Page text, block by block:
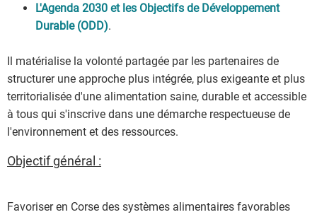
L'Agenda 2030 et les Objectifs de Développement
Durable (ODD).
Il matérialise la volonté partagée par les partenaires de
structurer une approche plus intégrée, plus exigeante et plus
territorialisée d'une alimentation saine, durable et accessible
à tous qui s'inscrive dans une démarche respectueuse de
l'environnement et des ressources.
Objectif général :
Favoriser en Corse des systèmes alimentaires favorables